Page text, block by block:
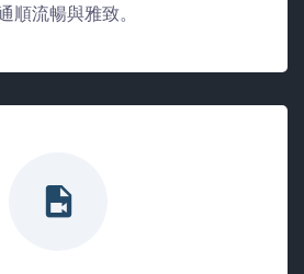
順流暢與雅致。